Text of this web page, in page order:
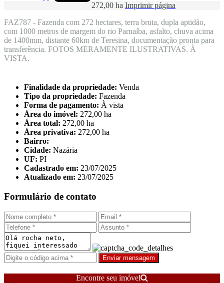
272,00 ha Imprimir página
FAZ787 - Fazenda com 272 hectares, terra bruta, dupla aptidão,
com 1000 metros de margem do rio Parnaíba, asfalto, chuva acima
de 1400mm, distante 60km de Teresina, documentação pronta para
transferência. FOTOS MERAMENTE ILUSTRATIVAS. À
VISTA.
Finalidade da propriedade: Venda
Tipo da propriedade: Fazenda
Forma de pagamento: À vista
Área do imóvel: 272,00 ha
Área total: 272,00 ha
Área privativa: 272,00 ha
Bairro:
Cidade: Nazária
UF: PI
Cadastrado em: 23/07/2025
Atualizado em: 23/07/2025
Formulário de contato
Enviar mensagem
Encontre seu imóvel